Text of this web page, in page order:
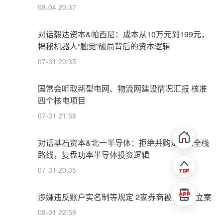
08-04 20:37
对话毅达资本&帕西尼：成本从10万元到199元，
揭秘机器人“触觉”破局背后的资本逻辑
07-31 20:35
国常会听取新型电网、物流网建设情况汇报 核准
四个核电项目
07-31 21:58
对话基石资本&北一半导体：拒绝并购走IDM全栈
路线，复盘功率半导体投资逻辑
07-31 20:35
涉嫌违反账户实名制等规定 2家券商被证监会立案
08-01 22:59